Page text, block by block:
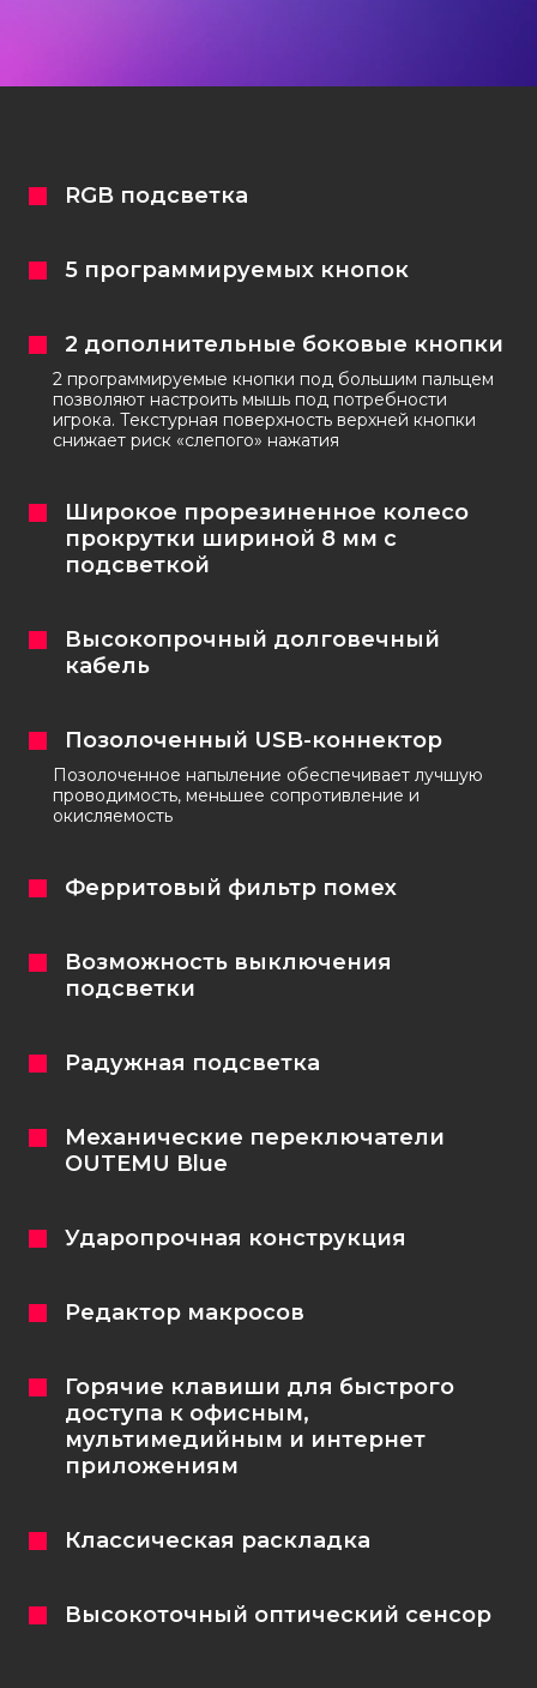
Кастомизация клавиатур
+7 (965) 247-25-35
RGB подсветка
5 программируемых кнопок
2 дополнительные боковые кнопки
2 программируемые кнопки под большим пальцем
позволяют настроить мышь под потребности
игрока. Текстурная поверхность верхней кнопки
снижает риск «слепого» нажатия
Широкое прорезиненное колесо
прокрутки шириной 8 мм с
подсветкой
Высокопрочный долговечный
кабель
Позолоченный USB-коннектор
Позолоченное напыление обеспечивает лучшую
проводимость, меньшее сопротивление и
окисляемость
Ферритовый фильтр помех
Возможность выключения
подсветки
Радужная подсветка
Механические переключатели
OUTEMU Blue
Ударопрочная конструкция
Редактор макросов
Горячие клавиши для быстрого
доступа к офисным,
мультимедийным и интернет
приложениям
Классическая раскладка
Высокоточный оптический сенсор